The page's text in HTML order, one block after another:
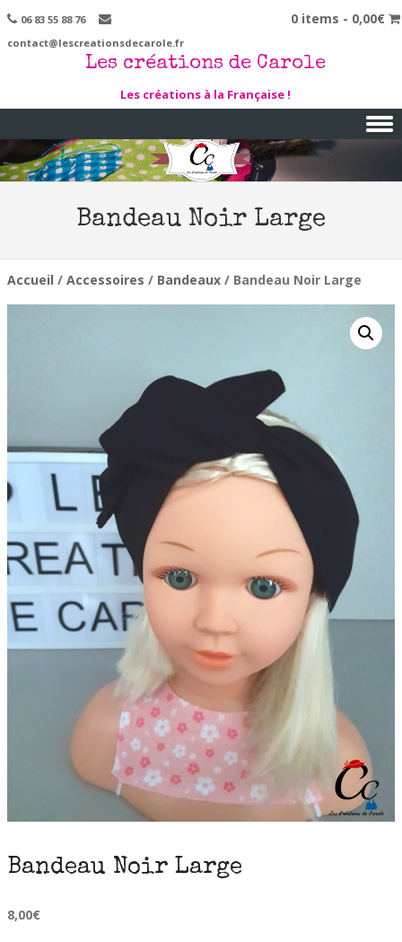
06 83 55 88 76
contact@lescreationsdecarole.fr
0 items - 0,00€
Les créations de Carole
Les créations à la Française !
Skip to content
Bandeau Noir Large
Accueil / Accessoires / Bandeaux / Bandeau Noir Large
Bandeau Noir Large
8,00€